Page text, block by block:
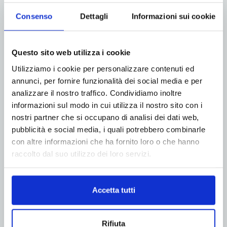
Consenso Dettagli Informazioni sui cookie
Questo sito web utilizza i cookie
Utilizziamo i cookie per personalizzare contenuti ed
annunci, per fornire funzionalità dei social media e per
analizzare il nostro traffico. Condividiamo inoltre
informazioni sul modo in cui utilizza il nostro sito con i
nostri partner che si occupano di analisi dei dati web,
pubblicità e social media, i quali potrebbero combinarle
con altre informazioni che ha fornito loro o che hanno
raccolto dal suo utilizzo dei loro servizi.
Accetta tutti
Rifiuta